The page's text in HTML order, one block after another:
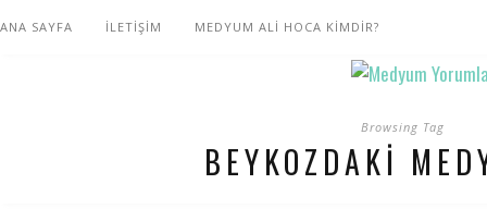
ANA SAYFA İLETİŞİM MEDYUM ALİ HOCA KİMDİR?
Browsing Tag
BEYKOZDAKI